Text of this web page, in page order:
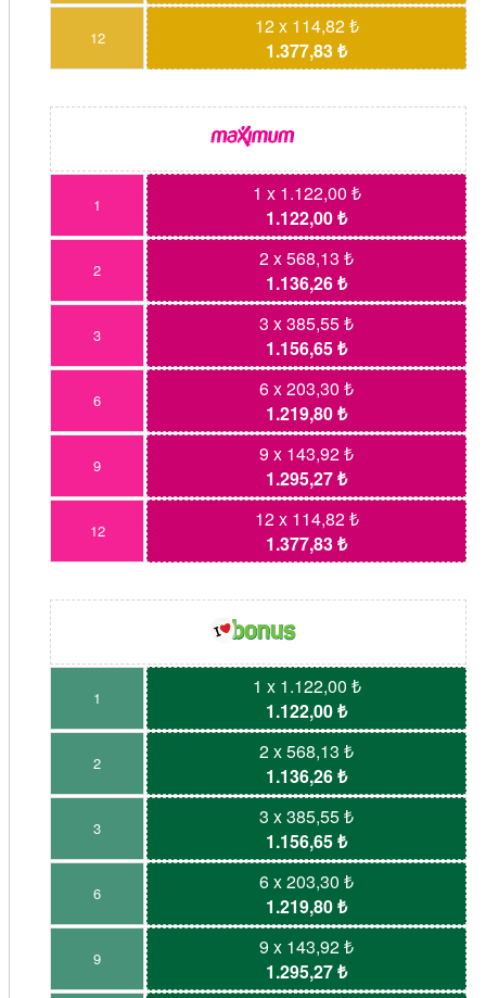
12
12 x 114,82 ₺
1.377,83 ₺
1
1 x 1.122,00 ₺
1.122,00 ₺
2
2 x 568,13 ₺
1.136,26 ₺
3
3 x 385,55 ₺
1.156,65 ₺
6
6 x 203,30 ₺
1.219,80 ₺
9
9 x 143,92 ₺
1.295,27 ₺
12
12 x 114,82 ₺
1.377,83 ₺
1
1 x 1.122,00 ₺
1.122,00 ₺
2
2 x 568,13 ₺
1.136,26 ₺
3
3 x 385,55 ₺
1.156,65 ₺
6
6 x 203,30 ₺
1.219,80 ₺
9
9 x 143,92 ₺
1.295,27 ₺